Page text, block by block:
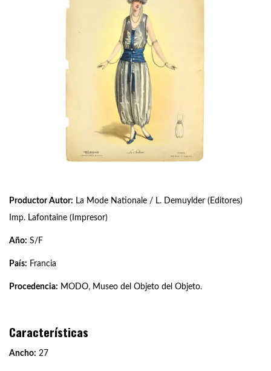
Productor Autor: La Mode Nationale / L. Demuylder (Editores)
Imp. Lafontaine (Impresor)
Año: S/F
País: Francia
Procedencia: MODO, Museo del Objeto del Objeto.
Características
Ancho: 27